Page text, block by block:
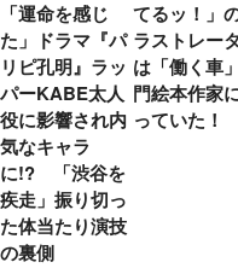
「運命を感じ
た」ドラマ『パ
リピ孔明』ラッ
パーKABE太人
役に影響され内
気なキャラ
に!? 「渋谷を
疾走」振り切っ
た体当たり演技
の裏側
てるッ！」
ラストレー
は「働く車
門絵本作家
っていた！